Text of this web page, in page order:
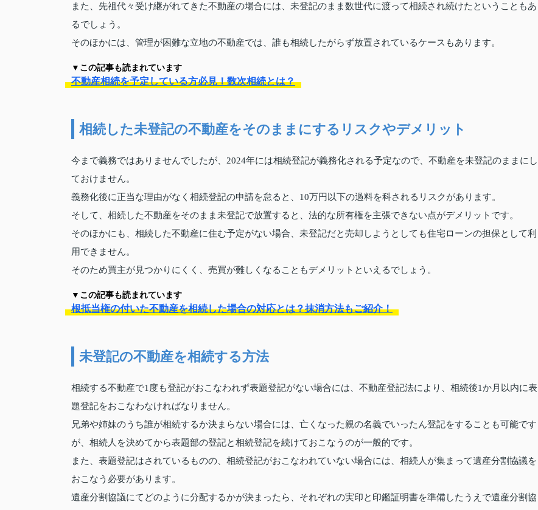
また、先祖代々受け継がれてきた不動産の場合には、未登記のまま数世代に渡って相続され続けたということもあ
るでしょう。
そのほかには、管理が困難な立地の不動産では、誰も相続したがらず放置されているケースもあります。
▼この記事も読まれています
不動産相続を予定している方必見！数次相続とは？
相続した未登記の不動産をそのままにするリスクやデメリット
今まで義務ではありませんでしたが、2024年には相続登記が義務化される予定なので、不動産を未登記のままにし
ておけません。
義務化後に正当な理由がなく相続登記の申請を怠ると、10万円以下の過料を科されるリスクがあります。
そして、相続した不動産をそのまま未登記で放置すると、法的な所有権を主張できない点がデメリットです。
そのほかにも、相続した不動産に住む予定がない場合、未登記だと売却しようとしても住宅ローンの担保として利
用できません。
そのため買主が見つかりにくく、売買が難しくなることもデメリットといえるでしょう。
▼この記事も読まれています
根抵当権の付いた不動産を相続した場合の対応とは？抹消方法もご紹介！
未登記の不動産を相続する方法
相続する不動産で1度も登記がおこなわれず表題登記がない場合には、不動産登記法により、相続後1か月以内に表
題登記をおこなわなければなりません。
兄弟や姉妹のうち誰が相続するか決まらない場合には、亡くなった親の名義でいったん登記をすることも可能です
が、相続人を決めてから表題部の登記と相続登記を続けておこなうのが一般的です。
また、表題登記はされているものの、相続登記がおこなわれていない場合には、相続人が集まって遺産分割協議を
おこなう必要があります。
遺産分割協議にてどのように分配するかが決まったら、それぞれの実印と印鑑証明書を準備したうえで遺産分割協